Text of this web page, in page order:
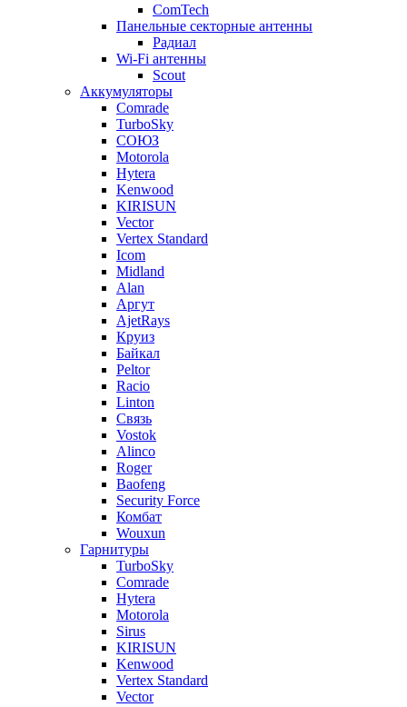
ComTech
Панельные секторные антенны
Радиал
Wi-Fi антенны
Scout
Аккумуляторы
Comrade
TurboSky
СОЮЗ
Motorola
Hytera
Kenwood
KIRISUN
Vector
Vertex Standard
Icom
Midland
Alan
Аргут
AjetRays
Круиз
Байкал
Peltor
Racio
Linton
Связь
Vostok
Alinco
Roger
Baofeng
Security Force
Комбат
Wouxun
Гарнитуры
TurboSky
Comrade
Hytera
Motorola
Sirus
KIRISUN
Kenwood
Vertex Standard
Vector